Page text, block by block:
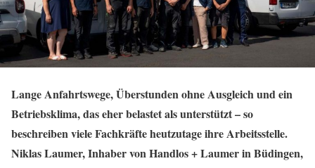
Lange Anfahrtswege, Überstunden ohne Ausgleich und ein
Betriebsklima, das eher belastet als unterstützt – so
beschreiben viele Fachkräfte heutzutage ihre Arbeitsstelle.
Niklas Laumer, Inhaber von Handlos + Laumer in Büdingen,